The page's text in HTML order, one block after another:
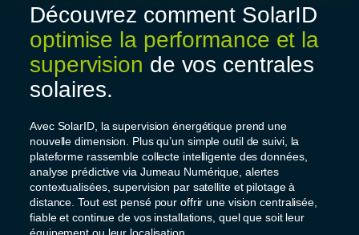
Découvrez comment SolarID
optimise la performance et la
supervision de vos centrales
solaires.
Avec SolarID, la supervision énergétique prend une
nouvelle dimension. Plus qu’un simple outil de suivi, la
plateforme rassemble collecte intelligente des données,
analyse prédictive via Jumeau Numérique, alertes
contextualisées, supervision par satellite et pilotage à
distance. Tout est pensé pour offrir une vision centralisée,
fiable et continue de vos installations, quel que soit leur
équipement ou leur localisation.